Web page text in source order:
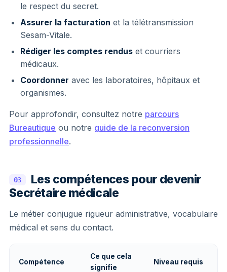
le respect du secret.
Assurer la facturation et la télétransmission
Sesam-Vitale.
Rédiger les comptes rendus et courriers
médicaux.
Coordonner avec les laboratoires, hôpitaux et
organismes.
Pour approfondir, consultez notre parcours
Bureautique ou notre guide de la reconversion
professionnelle.
03
Les compétences pour devenir
Secrétaire médicale
Le métier conjugue rigueur administrative, vocabulaire
médical et sens du contact.
Compétence
Ce que cela
signifie
Niveau requis